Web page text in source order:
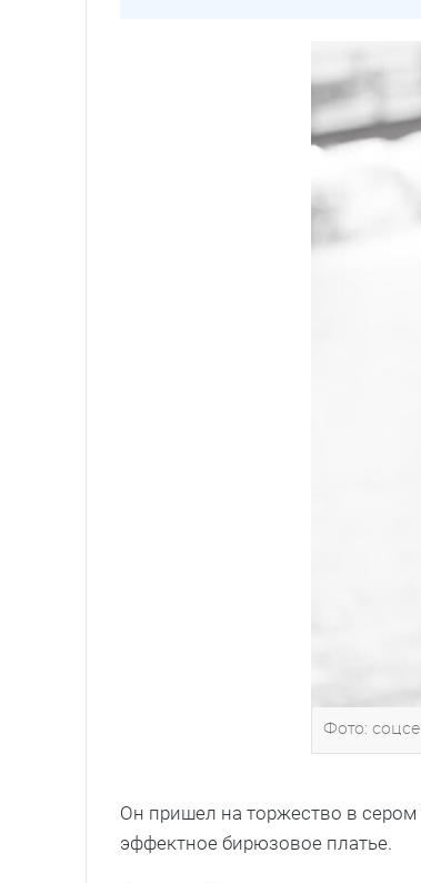
Фото:
Он пришел на торжество в
эффектное бирюзовое платье.